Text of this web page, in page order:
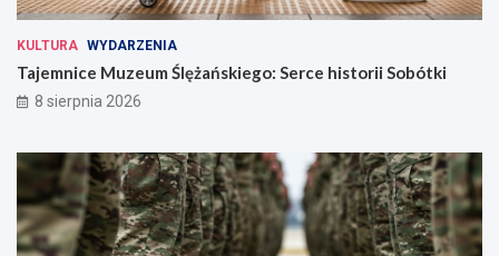
KULTURA WYDARZENIA
Tajemnice Muzeum Ślężańskiego: Serce historii Sobótki
8 sierpnia 2026